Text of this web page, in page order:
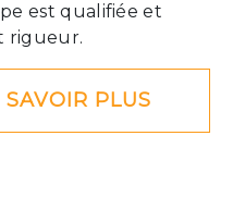
est qualifiée et
rigueur.
SAVOIR PLUS